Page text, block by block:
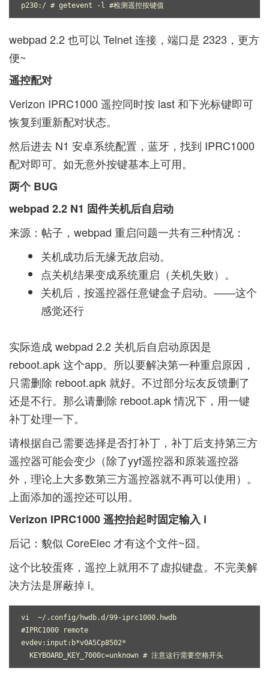
p230:/ # getevent -l #检测遥控按键值
webpad 2.2 也可以 Telnet 连接，端口是 2323，更方
便~
遥控配对
Verizon IPRC1000 遥控同时按 last 和下光标键即可
恢复到重新配对状态。
然后进去 N1 安卓系统配置，蓝牙，找到 IPRC1000
配对即可。如无意外按键基本上可用。
两个 BUG
webpad 2.2 N1 固件关机后自启动
来源： 帖子 ，webpad 重启问题一共有三种情况：
关机成功后无缘无故启动。
点关机结果变成系统重启（关机失败）。
关机后，按遥控器任意键盒子启动。——这个
感觉还行
实际造成 webpad 2.2 关机后自启动原因是
reboot.apk 这个app。所以要解决第一种重启原因，
只需删除 reboot.apk 就好。不过部分坛友反馈删了
还是不行。那么请删除 reboot.apk 情况下，用一键
补丁处理一下。
请根据自己需要选择是否打补丁，补丁后支持第三方
遥控器可能会变少（除了yyf遥控器和原装遥控器
外，理论上大多数第三方遥控器就不再可以使用）。
上面添加的遥控还可以用。
Verizon IPRC1000 遥控抬起时固定输入 i
后记：貌似 CoreElec 才有这个文件~囧。
这个比较蛋疼，遥控上就用不了虚拟键盘。不完美解
决方法是屏蔽掉 i。
vi  ~/.config/hwdb.d/99-iprc1000.hwdb
#IPRC1000 remote
evdev:input:b*v0A5Cp8502*
  KEYBOARD_KEY_7000c=unknown # 注意这行需要空格开头